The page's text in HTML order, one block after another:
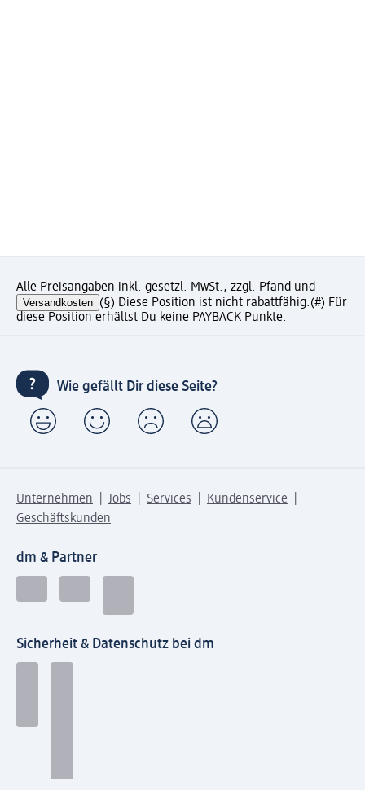
Alle Preisangaben inkl. gesetzl. MwSt., zzgl. Pfand und
Versandkosten (§) Diese Position ist nicht rabattfähig.(#) Für
diese Position erhältst Du keine PAYBACK Punkte.
Wie gefällt Dir diese Seite?
Unternehmen Jobs Services
Kundenservice
Geschäftskunden
dm & Partner
Sicherheit & Datenschutz bei dm